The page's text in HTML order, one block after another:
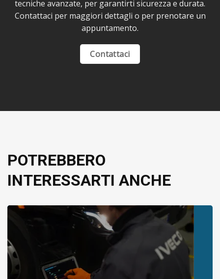
tecniche avanzate, per garantirti sicurezza e durata.
Contattaci per maggiori dettagli o per prenotare un
appuntamento.
Contattaci
POTREBBERO
INTERESSARTI ANCHE